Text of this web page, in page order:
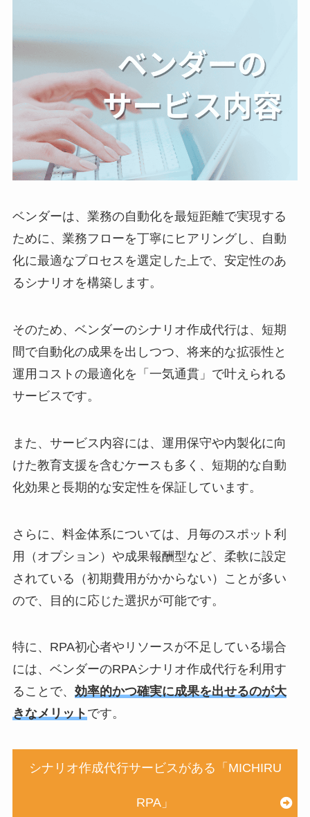
ベンダーは、業務の自動化を最短距離で実現する
ために、業務フローを丁寧にヒアリングし、自動
化に最適なプロセスを選定した上で、安定性のあ
るシナリオを構築します。
そのため、ベンダーのシナリオ作成代行は、短期
間で自動化の成果を出しつつ、将来的な拡張性と
運用コストの最適化を「一気通貫」で叶えられる
サービスです。
また、サービス内容には、運用保守や内製化に向
けた教育支援を含むケースも多く、短期的な自動
化効果と長期的な安定性を保証しています。
さらに、料金体系については、月毎のスポット利
用（オプション）や成果報酬型など、柔軟に設定
されている（初期費用がかからない）ことが多い
ので、目的に応じた選択が可能です。
特に、RPA初心者やリソースが不足している場合
には、ベンダーのRPAシナリオ作成代行を利用す
ることで、 効率的かつ確実に成果を出せるのが大
きなメリットです。
シナリオ作成代行サービスがある「MICHIRU
RPA」